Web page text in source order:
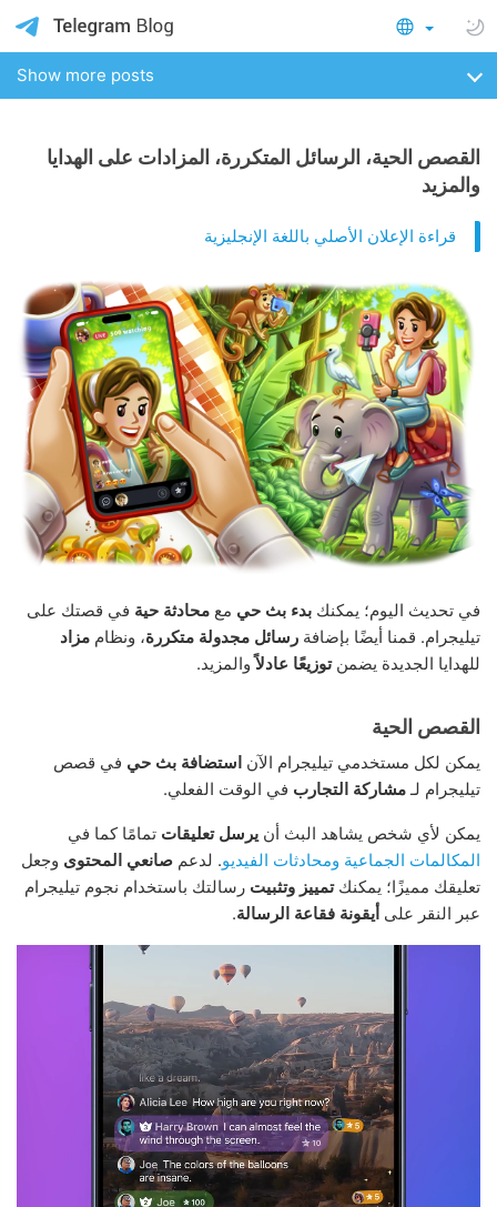
Show more posts
القصص الحية، الرسائل المتكررة، المزادات على الهدايا
والمزيد
قراءة الإعلان الأصلي باللغة الإنجليزية
في تحديث اليوم؛ يمكنك بدء بث حي مع محادثة حية في قصتك على
تيليجرام. قمنا أيضًا بإضافة رسائل مجدولة متكررة، ونظام مزاد
للهدايا الجديدة يضمنتوزيعًا عادلاًوالمزيد.
القصص الحية
يمكن لكل مستخدمي تيليجرام الآن استضافة بث حي في قصص
تيليجرام لـ مشاركة التجارب في الوقت الفعلي.
يمكن لأي شخص يشاهد البث أن يرسل تعليقات تمامًا كما في
المكالمات الجماعية ومحادثات الفيديو. لدعم صانعي المحتوى وجعل
تعليقك مميزًا؛ يمكنكتمييز وتثبيت رسالتك باستخدام نجوم تيليجرام
عبر النقر على أيقونة فقاعة الرسالة.